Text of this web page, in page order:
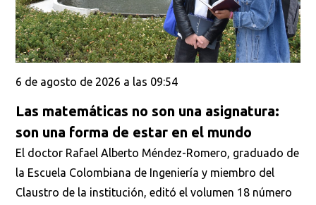
6 de agosto de 2026 a las 09:54
Las matemáticas no son una asignatura:
son una forma de estar en el mundo
El doctor Rafael Alberto Méndez-Romero, graduado de
la Escuela Colombiana de Ingeniería y miembro del
Claustro de la institución, editó el volumen 18 número